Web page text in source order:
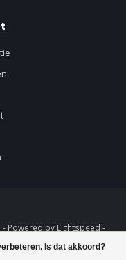
Is dat akkoord?
Powered by Lightspeed -